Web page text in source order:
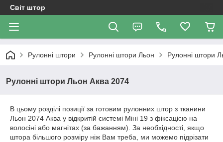
Світ штор
Рулонні штори Рулонні штори Льон Рулонні штори
Рулонні штори Льон Аква 2074
В цьому розділі позиції за готовим рулонних штор з тканини
Льон 2074 Аква у відкритій системі Міні 19 з фіксацією на
волосіні або магнітах (за бажанням). За необхідності, якщо
штора більшого розміру ніж Вам треба, ми можемо підрізати